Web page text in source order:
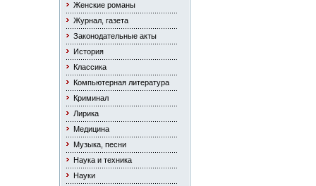
Женские романы
Журнал, газета
Законодательные акты
История
Классика
Компьютерная литература
Криминал
Лирика
Медицина
Музыка, песни
Наука и техника
Науки